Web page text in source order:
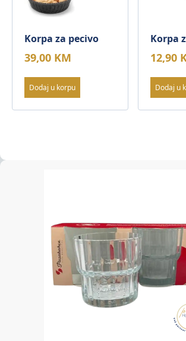
Korpa za pecivo
39,00 KM
Dodaj u korpu
Korpa
12,90
Dodaj u